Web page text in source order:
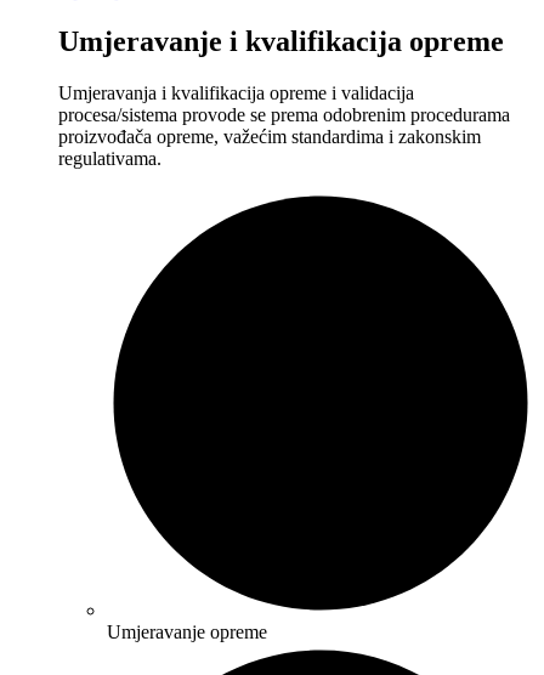
Umjeravanje i kvalifikacija opreme
Umjeravanja i kvalifikacija opreme i validacija
procesa/sistema provode se prema odobrenim procedurama
proizvođača opreme, važećim standardima i zakonskim
regulativama.
Umjeravanje opreme